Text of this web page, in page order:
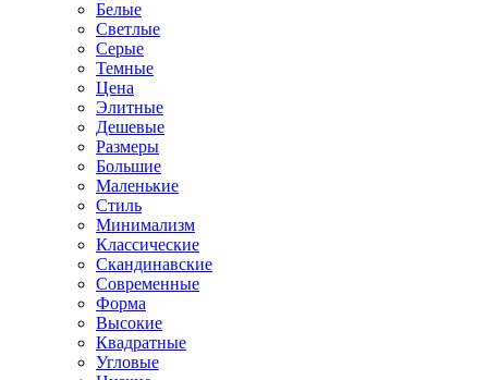
Белые
Светлые
Серые
Темные
Цена
Элитные
Дешевые
Размеры
Большие
Маленькие
Стиль
Минимализм
Классические
Скандинавские
Современные
Форма
Высокие
Квадратные
Угловые